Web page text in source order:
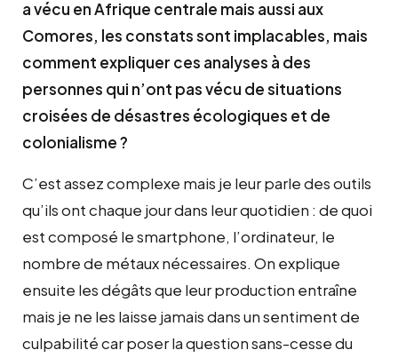
a vécu en Afrique centrale mais aussi aux
Comores, les constats sont implacables, mais
comment expliquer ces analyses à des
personnes qui n’ont pas vécu de situations
croisées de désastres écologiques et de
colonialisme ?
C’est assez complexe mais je leur parle des outils
qu’ils ont chaque jour dans leur quotidien : de quoi
est composé le smartphone, l’ordinateur, le
nombre de métaux nécessaires. On explique
ensuite les dégâts que leur production entraîne
mais je ne les laisse jamais dans un sentiment de
culpabilité car poser la question sans-cesse du